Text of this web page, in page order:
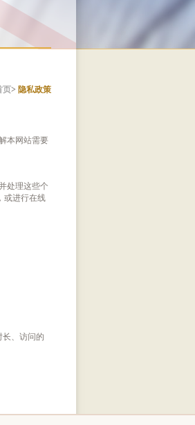
页> 隐私政策
本网站需要
处理这些个
或进行在线
长、访问的